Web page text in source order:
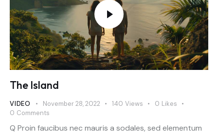
The Island
VIDEO November 28, 2022 140 Views 0 Likes
0 Comments
Q Proin faucibus nec mauris a sodales, sed elementum